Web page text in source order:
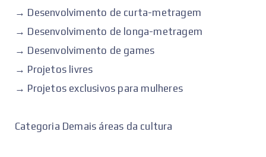
→ Desenvolvimento de curta-metragem
→ Desenvolvimento de longa-metragem
→ Desenvolvimento de games
→ Projetos livres
→ Projetos exclusivos para mulheres
Categoria Demais áreas da cultura